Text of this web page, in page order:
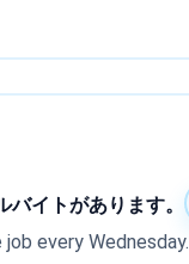
バイトがあります。
every Wednesday.